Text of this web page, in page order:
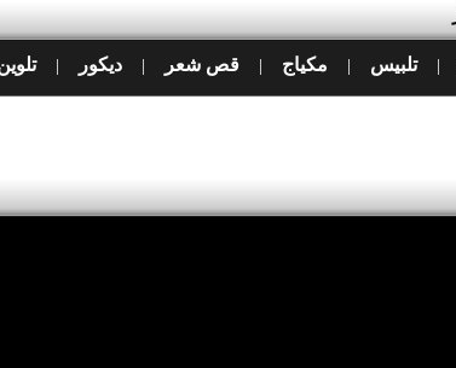
| تلبيس | مكياج | قص شعر | ديكور |